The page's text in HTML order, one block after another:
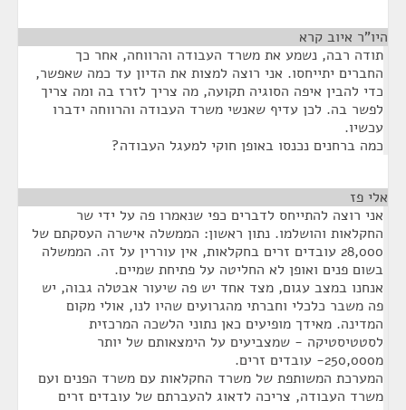
היו"ר איוב קרא
תודה רבה, נשמע את משרד העבודה והרווחה, אחר כך
החברים יתייחסו. אני רוצה למצות את הדיון עד כמה שאפשר,
כדי להבין איפה הסוגיה תקועה, מה צריך לזרז בה ומה צריך
לפשר בה. לכן עדיף שאנשי משרד העבודה והרווחה ידברו
עכשיו.
כמה ברחנים נכנסו באופן חוקי למעגל העבודה?
אלי פז
אני רוצה להתייחס לדברים כפי שנאמרו פה על ידי שר
החקלאות והושלמו. נתון ראשון: הממשלה אישרה העסקתם של
28,000 עובדים זרים בחקלאות, אין עוררין על זה. הממשלה
בשום פנים ואופן לא החליטה על פתיחת שמיים.
אנחנו במצב עגום, מצד אחד יש פה שיעור אבטלה גבוה, יש
פה משבר כלכלי וחברתי מהגרועים שהיו לנו, אולי מקום
המדינה. מאידך מופיעים כאן נתוני הלשכה המרכזית
לסטטיסטיקה - שמצביעים על הימצאותם של יותר
מ250,000- עובדים זרים.
המערכת המשותפת של משרד החקלאות עם משרד הפנים ועם
משרד העבודה, צריכה לדאוג להעברתם של עובדים זרים